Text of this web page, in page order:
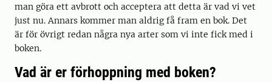
man göra ett avbrott och acceptera att detta är vad vi vet
just nu. Annars kommer man aldrig få fram en bok. Det
är för övrigt redan några nya arter som vi inte fick med i
boken.
Vad är er förhoppning med boken?